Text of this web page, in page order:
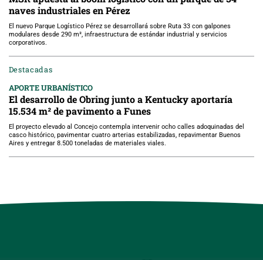
naves industriales en Pérez
El nuevo Parque Logístico Pérez se desarrollará sobre Ruta 33 con galpones
modulares desde 290 m², infraestructura de estándar industrial y servicios
corporativos.
Destacadas
APORTE URBANÍSTICO
El desarrollo de Obring junto a Kentucky aportaría
15.534 m² de pavimento a Funes
El proyecto elevado al Concejo contempla intervenir ocho calles adoquinadas del
casco histórico, pavimentar cuatro arterias estabilizadas, repavimentar Buenos
Aires y entregar 8.500 toneladas de materiales viales.